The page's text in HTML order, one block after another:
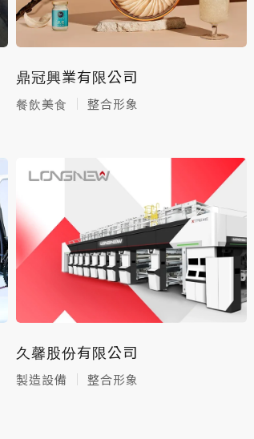
鼎冠興業有限公司
餐飲美食 整合形象
久馨股份有限公司
製造設備 整合形象